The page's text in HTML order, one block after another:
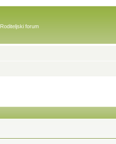
Roditeljski forum